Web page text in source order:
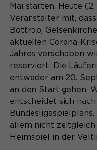
Zweck
Content
Website
Sie
zu
offen
einem
ID als
"hash-
Name _pk_id*
Anbieter Matomo
Laufzeit 13
Zweck
Name _pk_ses*
Cookie-Informationen
Aktivierung
Diese Cookies
Übersetzung der
Anbieter
Laufzeit 1 Jahr
Cookie-Informationen
Mai starten. Heute
Veranstalter mit,
Bottrop,
aktuellen Corona-
Jahres verschoben
reserviert: Die
entweder am 20.
an den Start gehen.
entscheidet sich
allem nicht
Heimspiel in der